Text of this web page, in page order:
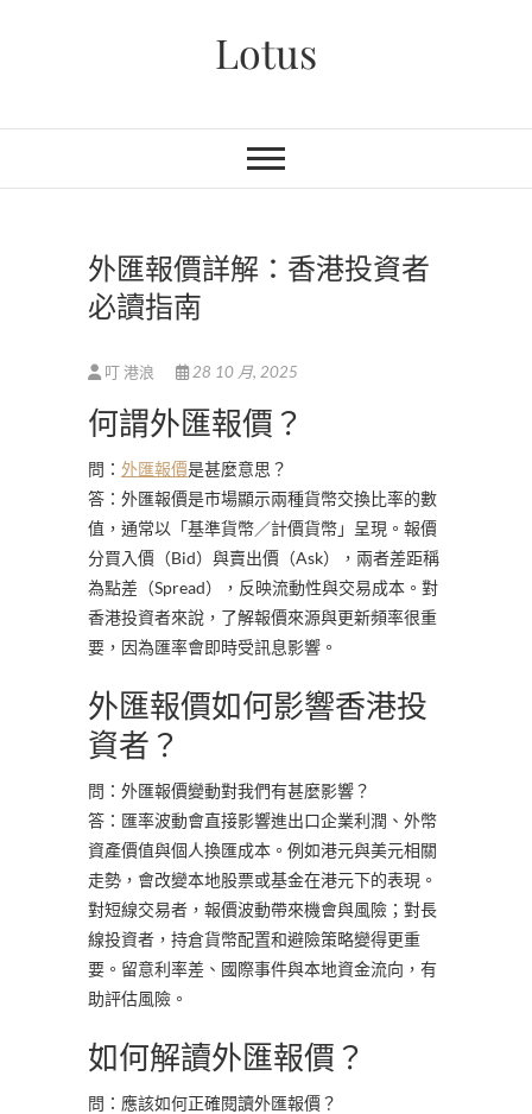
Lotus
外匯報價詳解：香港投資者
必讀指南
叮 港浪 28 10 月, 2025
何謂外匯報價？
問： 外匯報價是甚麼意思？
答：外匯報價是市場顯示兩種貨幣交換比率的數
值，通常以「基準貨幣／計價貨幣」呈現。報價
分買入價（Bid）與賣出價（Ask），兩者差距稱
為點差（Spread），反映流動性與交易成本。對
香港投資者來說，了解報價來源與更新頻率很重
要，因為匯率會即時受訊息影響。
外匯報價如何影響香港投
資者？
問：外匯報價變動對我們有甚麼影響？
答：匯率波動會直接影響進出口企業利潤、外幣
資產價值與個人換匯成本。例如港元與美元相關
走勢，會改變本地股票或基金在港元下的表現。
對短線交易者，報價波動帶來機會與風險；對長
線投資者，持倉貨幣配置和避險策略變得更重
要。留意利率差、國際事件與本地資金流向，有
助評估風險。
如何解讀外匯報價？
問：應該如何正確閱讀外匯報價？